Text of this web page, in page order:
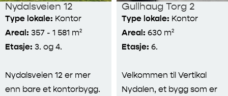
Nydalsveien 12
Type lokale: Kontor
Areal: 357 - 1 581 m²
Etasje: 3. og 4.
Nydalsveien 12 er mer
enn bare et kontorbygg.
Gullhaug Torg 2
Type lokale: Kontor
Areal: 630 m²
Etasje: 6.
Velkommen til Vertikal
Nydalen, et bygg som er